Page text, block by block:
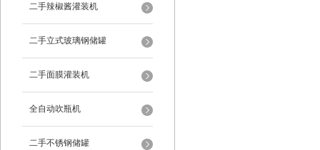
体机
二手辣椒酱灌装机
二手立式玻璃钢储罐
二手面膜灌装机
全自动吹瓶机
二手不锈钢储罐